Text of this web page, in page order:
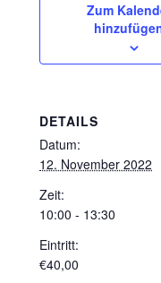
Zum
DETAILS
Datum:
12. November 2022
Zeit:
10:00 - 13:30
Eintritt:
€40,00